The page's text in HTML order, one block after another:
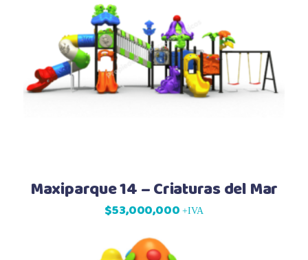
Maxiparque 14 – Criaturas del Mar
$53,000,000 +IVA